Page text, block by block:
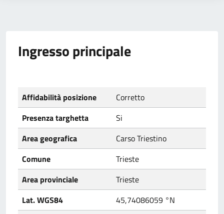
Ingresso principale
Affidabilità posizione
Corretto
Presenza targhetta
Si
Area geografica
Carso Triestino
Comune
Trieste
Area provinciale
Trieste
Lat. WGS84
45,74086059 °N